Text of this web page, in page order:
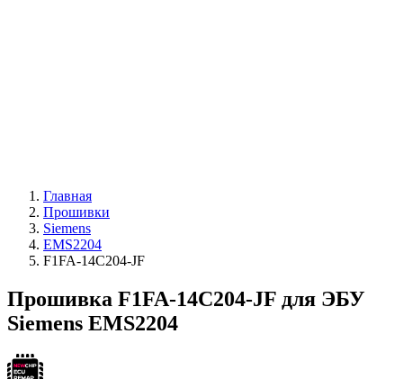
Главная
Прошивки
Siemens
EMS2204
F1FA-14C204-JF
Прошивка F1FA-14C204-JF для ЭБУ
Siemens EMS2204